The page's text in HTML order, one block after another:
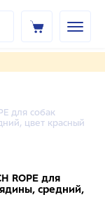
для собак
цвет красный
ROPE для
средний,